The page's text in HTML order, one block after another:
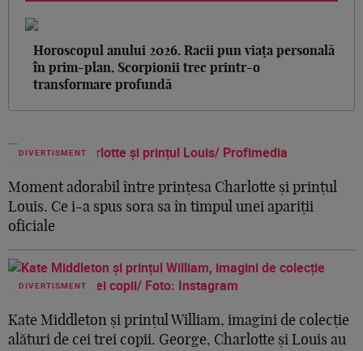
Horoscopul anului 2026. Racii pun viața personală
în prim-plan, Scorpionii trec printr-o
transformare profundă
DIVERTISMENT
Moment adorabil între prințesa Charlotte și prințul
Louis. Ce i-a spus sora sa în timpul unei apariții
oficiale
DIVERTISMENT
Kate Middleton și prințul William, imagini de colecție
alături de cei trei copii. George, Charlotte și Louis au